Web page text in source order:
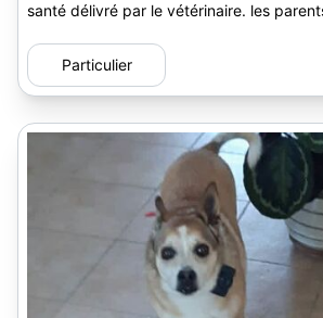
santé délivré par le
Particulier